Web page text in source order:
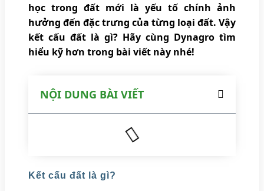
học trong đất mới là yếu tố chính ảnh
hưởng đến đặc trưng của từng loại đất. Vậy
kết cấu đất là gì? Hãy cùng Dynagro tìm
hiểu kỹ hơn trong bài viết này nhé!
NỘI DUNG BÀI VIẾT
Kết cấu đất là gì?